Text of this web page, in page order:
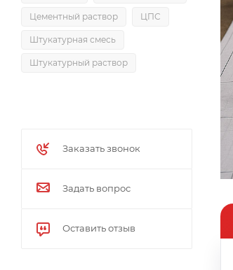
Цементный раствор ЦПС
Штукатурная смесь
Штукатурный раствор
Заказать звонок
Задать вопрос
Оставить отзыв